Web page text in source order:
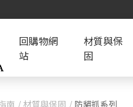
回購物網
站
材質與保
固
南 材質與保固 防貓抓系列